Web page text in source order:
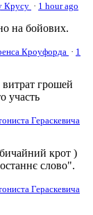
Крусу · 1 hour ago
на бойових.
Кроуфорда · 1
грошей
участь
Гераскевича
крот )
слово".
Гераскевича